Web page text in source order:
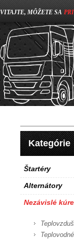
VITAJTE, MÔŽETE SA
Kategórie
Štartéry
Alternátory
Nezávislé